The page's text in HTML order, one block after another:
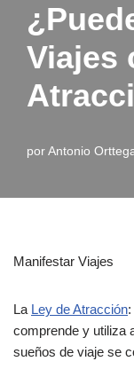
Viajes
por Antonio
Manifestar Viajes
La Ley de Atracción
comprende y utiliza
sueños de viaje se